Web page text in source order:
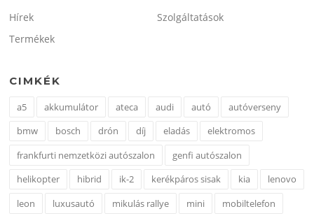
Hírek
Szolgáltatások
Termékek
CIMKÉK
a5 akkumulátor ateca audi autó
autóverseny
bmw
bosch drón díj eladás
elektromos
frankfurti nemzetközi autószalon
genfi autószalon
helikopter
hibrid ik-2 kerékpáros sisak kia
lenovo
leon
luxusautó mikulás rallye mini mobiltelefon